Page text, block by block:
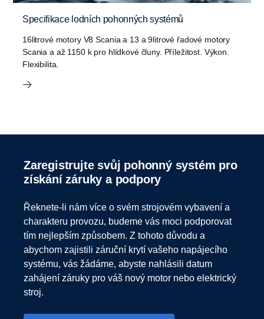
Specifikace lodních pohonných systémů
16litrové motory V8 Scania a 13 a 9litrové řadové motory
Scania a až 1150 k pro hlídkové čluny. Příležitost. Výkon.
Flexibilita.
Zaregistrujte svůj pohonný systém pro
získání záruky a podpory
Řeknete-li nám více o svém strojovém vybavení a
charakteru provozu, budeme vás moci podporovat
tím nejlepším způsobem. Z tohoto důvodu a
abychom zajistili záruční krytí vašeho napájecího
systému, vás žádáme, abyste nahlásili datum
zahájení záruky pro váš nový motor nebo elektrický
stroj.